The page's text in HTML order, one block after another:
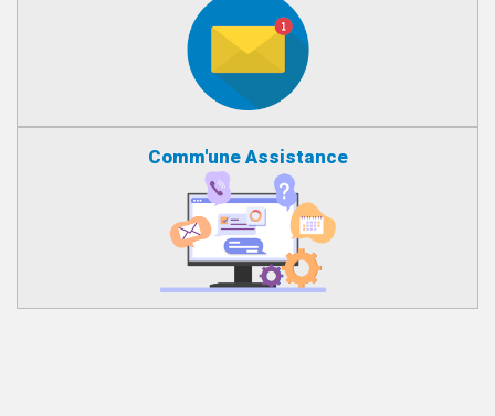
Comm'une Assistance